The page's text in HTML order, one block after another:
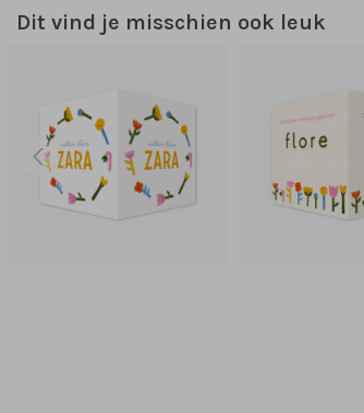
Dit vind je misschien ook leuk